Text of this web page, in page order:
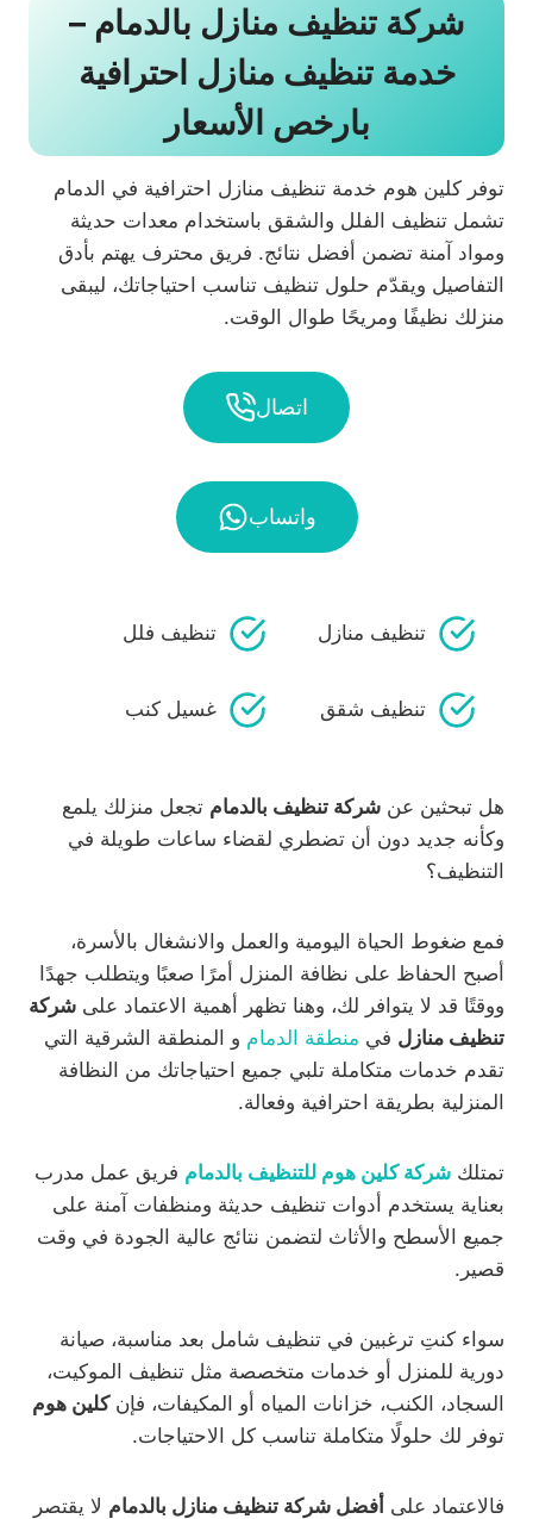
شركة تنظيف منازل بالدمام –
خدمة تنظيف منازل احترافية
بارخص الأسعار
توفر كلين هوم خدمة تنظيف منازل احترافية في الدمام
تشمل تنظيف الفلل والشقق باستخدام معدات حديثة
ومواد آمنة تضمن أفضل نتائج. فريق محترف يهتم بأدق
التفاصيل ويقدّم حلول تنظيف تناسب احتياجاتك، ليبقى
منزلك نظيفًا ومريحًا طوال الوقت.
اتصال
واتساب
تنظيف منازل تنظيف فلل
تنظيف شقق غسيل كنب
هل تبحثين عن شركة تنظيف بالدمام تجعل منزلك يلمع
وكأنه جديد دون أن تضطري لقضاء ساعات طويلة في
التنظيف؟
فمع ضغوط الحياة اليومية والعمل والانشغال بالأسرة،
أصبح الحفاظ على نظافة المنزل أمرًا صعبًا ويتطلب جهدًا
ووقتًا قد لا يتوافر لك، وهنا تظهر أهمية الاعتماد على شركة
تنظيف منازل في منطقة الدمام و المنطقة الشرقية التي
تقدم خدمات متكاملة تلبي جميع احتياجاتك من النظافة
المنزلية بطريقة احترافية وفعالة.
تمتلك شركة كلين هوم للتنظيف بالدمام فريق عمل مدرب
بعناية يستخدم أدوات تنظيف حديثة ومنظفات آمنة على
جميع الأسطح والأثاث لتضمن نتائج عالية الجودة في وقت
قصير.
سواء كنتِ ترغبين في تنظيف شامل بعد مناسبة، صيانة
دورية للمنزل أو خدمات متخصصة مثل تنظيف الموكيت،
السجاد، الكنب، خزانات المياه أو المكيفات، فإنكلين هوم
توفر لك حلولًا متكاملة تناسب كل الاحتياجات.
فالاعتماد على أفضل شركة تنظيف منازل بالدمام لا يقتصر